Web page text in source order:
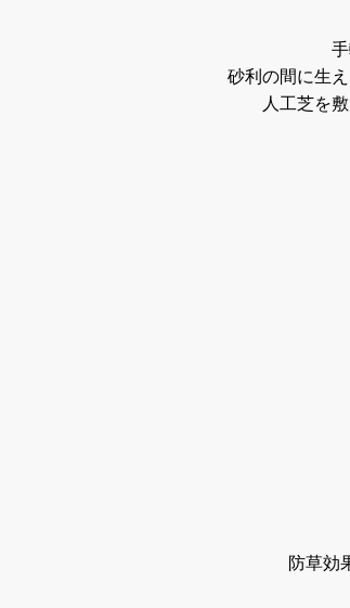
砂利の間に生
人工芝を
防草効